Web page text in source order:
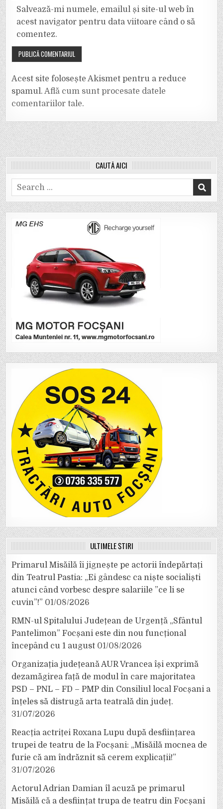
Salvează-mi numele, emailul și site-ul web în
acest navigator pentru data viitoare când o să
comentez.
Acest site folosește Akismet pentru a reduce
spamul.Află cum sunt procesate datele
comentariilor tale.
CAUTĂ AICI
Search
for:
ULTIMELE ȘTIRI
Primarul Misăilă îi jignește pe actorii îndepărtați
din Teatrul Pastia: „Ei gândesc ca niște socialiști
atunci când vorbesc despre salariile ”ce li se
cuvin”!” 01/08/2026
RMN-ul Spitalului Județean de Urgență „Sfântul
Pantelimon” Focșani este din nou funcțional
începând cu 1 august 01/08/2026
Organizația județeană AUR Vrancea își exprimă
dezamăgirea față de modul în care majoritatea
PSD – PNL – FD – PMP din Consiliul local Focșani a
înțeles să distrugă arta teatrală din județ.
31/07/2026
Reacția actriței Roxana Lupu după desființarea
trupei de teatru de la Focșani: „Misăilă mocnea de
furie că am îndrăznit să cerem explicații!”
31/07/2026
Actorul Adrian Damian îl acuză pe primarul
Misăilă că a desființat trupa de teatru din Focșani